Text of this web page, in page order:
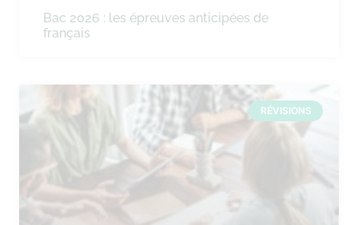
Bac 2026 : les épreuves anticipées de
français
RÉVISIONS